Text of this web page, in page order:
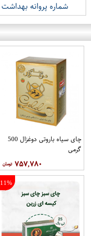
شماره پروانه بهداشت
چای سیاه باروتی دوغزال 500
گرمی
۷۵۷,۷۸۰
11%